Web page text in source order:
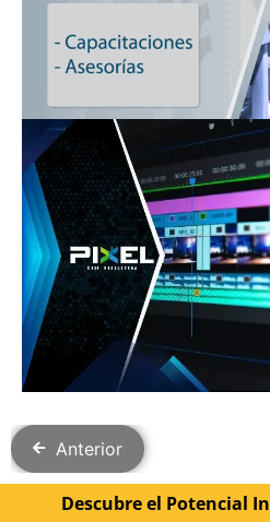
Anterior
Descubre el Potencial